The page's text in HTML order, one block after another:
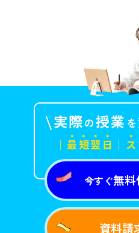
実際の授業 を
｜最 短翌 日 ｜ ス
今すぐ無
資料請